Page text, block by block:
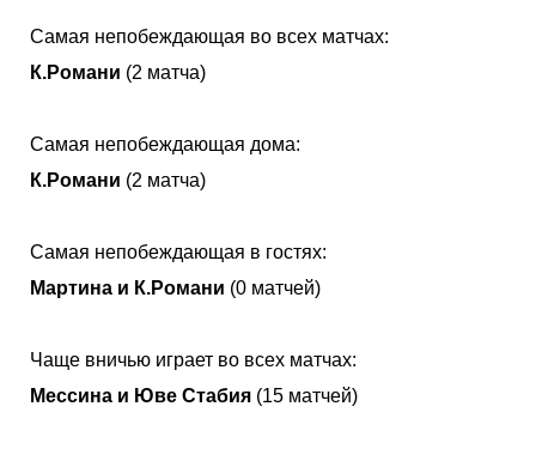
Самая непобеждающая во всех матчах:
К.Романи (2 матча)
Самая непобеждающая дома:
К.Романи (2 матча)
Самая непобеждающая в гостях:
Мартина и К.Романи (0 матчей)
Чаще вничью играет во всех матчах:
Мессина и Юве Стабия (15 матчей)